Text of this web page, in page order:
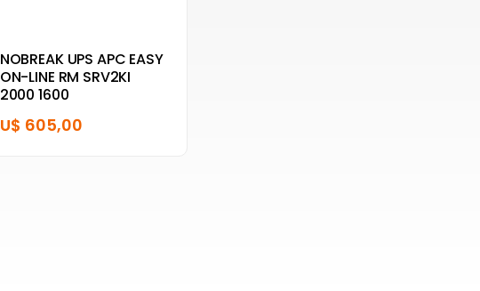
NOBREAK UPS APC EASY
ON-LINE RM SRV2KI
2000 1600
U$ 605,00